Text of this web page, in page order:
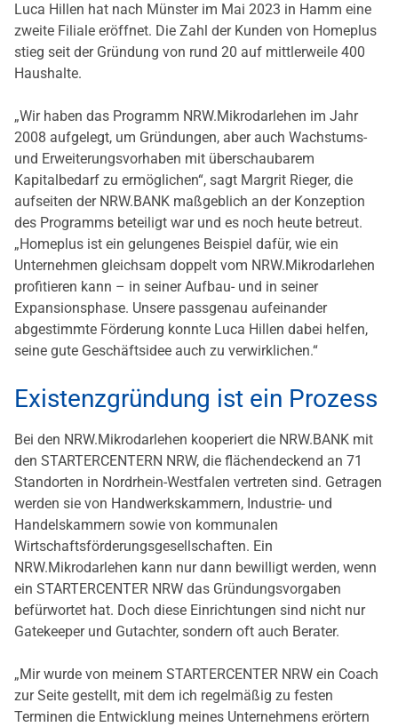
Luca Hillen hat nach Münster im Mai 2023 in Hamm eine
zweite Filiale eröffnet. Die Zahl der Kunden von Homeplus
stieg seit der Gründung von rund 20 auf mittlerweile 400
Haushalte.
„Wir haben das Programm NRW.Mikrodarlehen im Jahr
2008 aufgelegt, um Gründungen, aber auch Wachstums-
und Erweiterungsvorhaben mit überschaubarem
Kapitalbedarf zu ermöglichen“, sagt Margrit Rieger, die
aufseiten der NRW.BANK maßgeblich an der Konzeption
des Programms beteiligt war und es noch heute betreut.
„Homeplus ist ein gelungenes Beispiel dafür, wie ein
Unternehmen gleichsam doppelt vom NRW.Mikrodarlehen
profitieren kann – in seiner Aufbau- und in seiner
Expansionsphase. Unsere passgenau aufeinander
abgestimmte Förderung konnte Luca Hillen dabei helfen,
seine gute Geschäftsidee auch zu verwirklichen.“
Existenzgründung ist ein Prozess
Bei den NRW.Mikrodarlehen kooperiert die NRW.BANK mit
den STARTERCENTERN NRW, die flächendeckend an 71
Standorten in Nordrhein-Westfalen vertreten sind. Getragen
werden sie von Handwerkskammern, Industrie- und
Handelskammern sowie von kommunalen
Wirtschaftsförderungsgesellschaften. Ein
NRW.Mikrodarlehen kann nur dann bewilligt werden, wenn
ein STARTERCENTER NRW das Gründungsvorgaben
befürwortet hat. Doch diese Einrichtungen sind nicht nur
Gatekeeper und Gutachter, sondern oft auch Berater.
„Mir wurde von meinem STARTERCENTER NRW ein Coach
zur Seite gestellt, mit dem ich regelmäßig zu festen
Terminen die Entwicklung meines Unternehmens erörtern